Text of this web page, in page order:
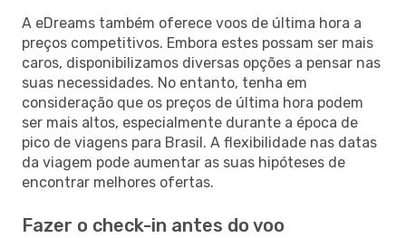
A eDreams também oferece voos de última hora a
preços competitivos. Embora estes possam ser mais
caros, disponibilizamos diversas opções a pensar nas
suas necessidades. No entanto, tenha em
consideração que os preços de última hora podem
ser mais altos, especialmente durante a época de
pico de viagens para Brasil. A flexibilidade nas datas
da viagem pode aumentar as suas hipóteses de
encontrar melhores ofertas.
Fazer o check-in antes do voo